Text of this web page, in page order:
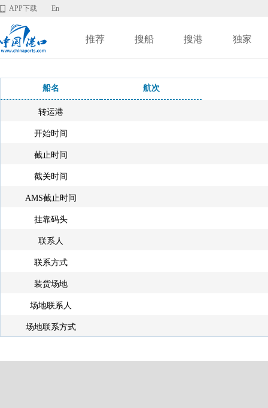
APP下载 En
推荐 搜船 搜港 独家
船名 航次
转运港
开始时间
截止时间
截关时间
AMS截止时间
挂靠码头
联系人
联系方式
装货场地
场地联系人
场地联系方式